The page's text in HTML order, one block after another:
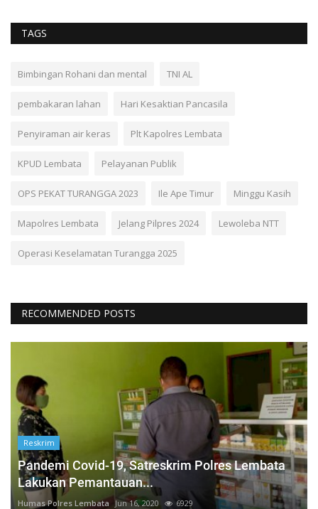
TAGS
Bimbingan Rohani dan mental TNI AL
pembakaran lahan Hari Kesaktian Pancasila
Penyiraman air keras Plt Kapolres Lembata
KPUD Lembata Pelayanan Publik
OPS PEKAT TURANGGA 2023 Ile Ape Timur Minggu Kasih
Mapolres Lembata Jelang Pilpres 2024 Lewoleba NTT
Operasi Keselamatan Turangga 2025
RECOMMENDED POSTS
Reskrim
Pandemi Covid-19, Satreskrim Polres Lembata
Lakukan Pemantauan...
Humas Polres Lembata Jun 16, 2020 6929